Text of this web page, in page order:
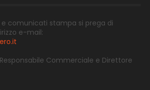
e comunicati stampa si prega di
e-mail:
Commerciale e Direttore